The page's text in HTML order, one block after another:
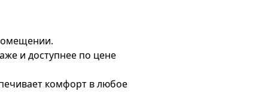
и доступнее по цене
комфорт в любое